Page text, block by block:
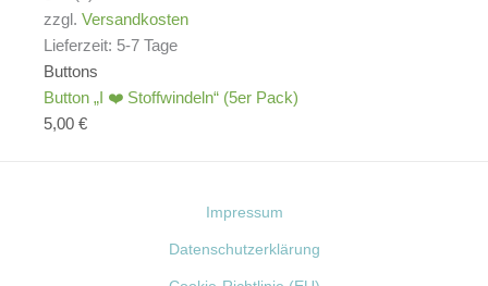
zzgl. Versandkosten
Lieferzeit: 5-7 Tage
Buttons
Button „I ❤️ Stoffwindeln“ (5er Pack)
5,00 €
Impressum
Datenschutzerklärung